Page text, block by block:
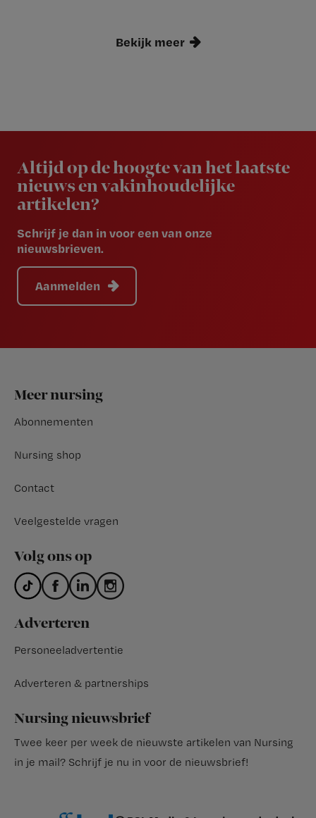
Bekijk meer
Altijd op de hoogte van het laatste
nieuws en vakinhoudelijke
artikelen?
Schrijf je dan in voor een van onze
nieuwsbrieven.
Aanmelden
Footer
Meer nursing
Abonnementen
Nursing shop
Contact
Veelgestelde vragen
Volg ons op
Adverteren
Personeeladvertentie
Adverteren & partnerships
Nursing nieuwsbrief
Twee keer per week de nieuwste artikelen van Nursing
in je mail? Schrijf je nu in voor de nieuwsbrief!